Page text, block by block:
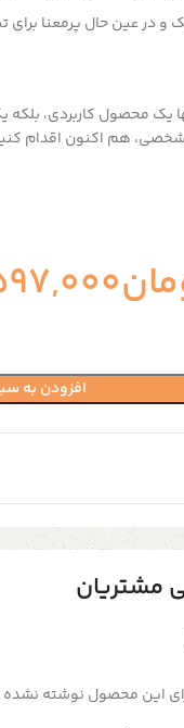
در عین حال پرمعنا
یک محصول کاربردی،
هم اکنون اقدام
افزودن به
مشتریان
این محصول نوشته